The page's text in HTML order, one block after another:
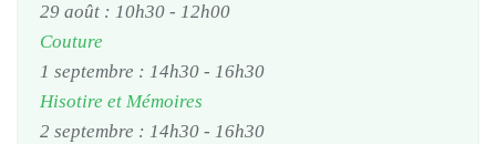
29 août : 10h30 - 12h00
Couture
1 septembre : 14h30 - 16h30
Hisotire et Mémoires
2 septembre : 14h30 - 16h30